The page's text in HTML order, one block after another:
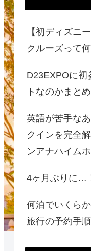
【初ディズニ
クルーズって
D23EXPOに初
トなのかまと
英語が苦手な
クインを完全
ンアナハイムホ
4ヶ月ぶりに…
何泊でいくら
旅行の予約手